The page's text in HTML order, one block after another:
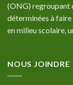
(ONG) regroupant
déterminées à
en milieu scolaire,
NOUS JOINDRE